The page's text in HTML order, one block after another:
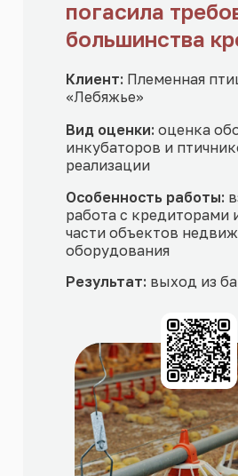
погасила
большинства
Клиент: Племенная
«Лебяжье»
Вид оценки: оценка
инкубаторов и
реализации
Особенность работы:
работа с кредиторами
части объектов
оборудования
Результат: выход из